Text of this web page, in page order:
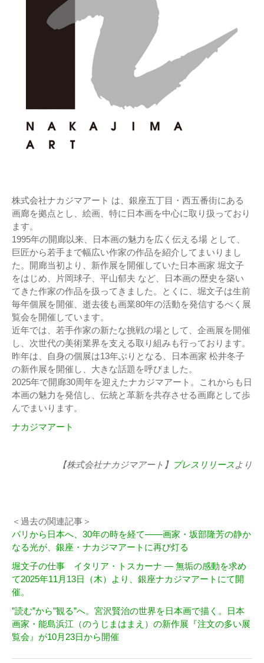
株式会社ナカジマアート は、銀座五丁目・西五番街にある
画廊を拠点とし、絵画、特に日本画を中心に取り扱っており
ます。
1995年の開廊以来、日本画の魅力を広く伝える場 として、
巨匠から若手まで幅広い作家の作品を紹介してまいりまし
た。開廊当初より、新作展を開催していた日本画家 堀文子
をはじめ、片岡球子、平山郁夫 など、日本画の歴史を築い
てきた作家の作品を扱ってきました。とくに、堀文子は生前
毎年個展を開催、逝去後も画業80年の活動を発信するべく展
覧会を開催しています。
近年では、若手作家の新たな挑戦の場として、企画展を開催
し、次世代の美術業界を支える取り組みも行っております。
昨年は、自身の個展は13年ぶりとなる、日本画家 松井冬子
の新作展を開催し、大きな話題を呼びました。
2025年で開廊30周年を迎えたナカジマアート。これからも日
本画の魅力を発信し、伝統と革新を共存させる画廊として歩
んでまいります。
ナカジマアート
【株式会社ナカジマアート】 プレスリリースより
＜過去の関連記事＞
パリから日本へ、30年の時を経て——画家・坂部隆芳の静か
なる光が、銀座・ナカジマアートに再び灯る
堀文子の仕事 イタリア・トスカーナ ― 無垢の感動を求め
て2025年11月13日（木）より、銀座ナカジマアートにて開
催。
”読む”から”観る”へ。宮沢賢治の世界を日本画で描く。日本
画家・能島浜江（のうじまはまえ）の新作展『注文の多い展
覧会』が10月23日から開催